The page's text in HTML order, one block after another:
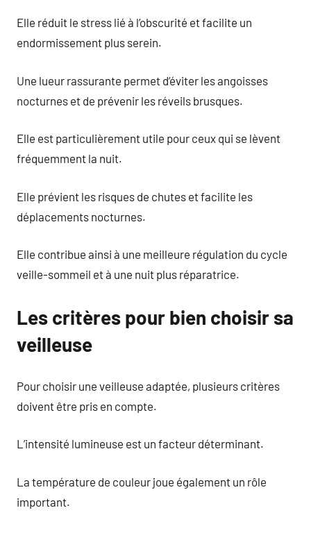
Elle réduit le stress lié à l’obscurité et facilite un
endormissement plus serein.
Une lueur rassurante permet d’éviter les angoisses
nocturnes et de prévenir les réveils brusques.
Elle est particulièrement utile pour ceux qui se lèvent
fréquemment la nuit.
Elle prévient les risques de chutes et facilite les
déplacements nocturnes.
Elle contribue ainsi à une meilleure régulation du cycle
veille-sommeil et à une nuit plus réparatrice.
Les critères pour bien choisir sa
veilleuse
Pour choisir une veilleuse adaptée, plusieurs critères
doivent être pris en compte.
L’intensité lumineuse est un facteur déterminant.
La température de couleur joue également un rôle
important.